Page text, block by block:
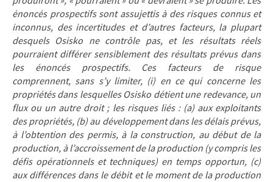
énoncés prospectifs sont assujettis à des risques connus et
inconnus, des incertitudes et d’autres facteurs, la plupart
desquels Osisko ne contrôle pas, et les résultats réels
pourraient différer sensiblement des résultats prévus dans
les énoncés prospectifs. Ces facteurs de risque
comprennent, sans s’y limiter, (i) en ce qui concerne les
propriétés dans lesquelles Osisko détient une redevance, un
flux ou un autre droit ; les risques liés : (a) aux exploitants
des propriétés, (b) au développement dans les délais prévus,
à l’obtention des permis, à la construction, au début de la
production, à l’accroissement de la production (y compris les
défis opérationnels et techniques) en temps opportun, (c)
aux différences dans le débit et le moment de la production